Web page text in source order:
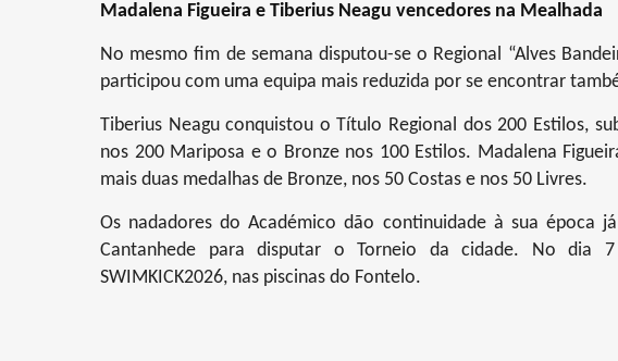
Madalena Figueira e Tiberius Neagu vencedores na Mealhada
No mesmo fim de semana disputou-se o Regional “Alves
participou com uma equipa mais reduzida por se encontrar
Tiberius Neagu conquistou o Título Regional dos 200 Estilos,
nos 200 Mariposa e o Bronze nos 100 Estilos. Madalena
mais duas medalhas de Bronze, nos 50 Costas e nos 50 Livres.
Os nadadores do Académico dão continuidade à sua época
Cantanhede para disputar o Torneio da cidade. No dia
SWIMKICK2026, nas piscinas do Fontelo.